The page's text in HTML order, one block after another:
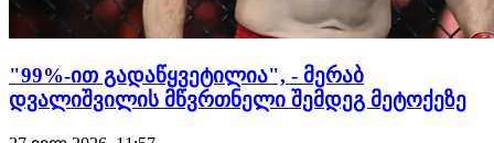
"99%-ით გადაწყვეტილია", - მერაბ
დვალიშვილის მწვრთნელი შემდეგ მეტოქეზე